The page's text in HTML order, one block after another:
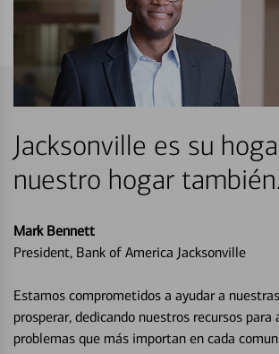
Jacksonville es su
nuestro hogar también.
Mark Bennett
President, Bank of America Jacksonville
Estamos comprometidos a ayudar a
prosperar, dedicando nuestros recursos para
problemas que más importan en cada